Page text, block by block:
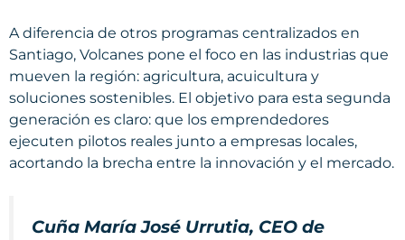
A diferencia de otros programas centralizados en
Santiago, Volcanes pone el foco en las industrias que
mueven la región: agricultura, acuicultura y
soluciones sostenibles. El objetivo para esta segunda
generación es claro: que los emprendedores
ejecuten pilotos reales junto a empresas locales,
acortando la brecha entre la innovación y el mercado.
Cuña María José Urrutia, CEO de